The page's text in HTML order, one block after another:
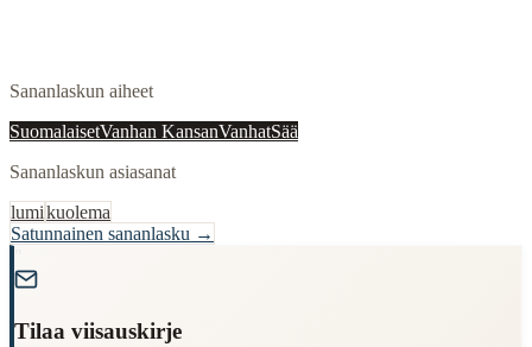
Sananlaskun aiheet
SuomalaisetVanhan KansanVanhatSää
Sananlaskun asiasanat
lumikuolema
Satunnainen sananlasku →
Tilaa viisauskirje